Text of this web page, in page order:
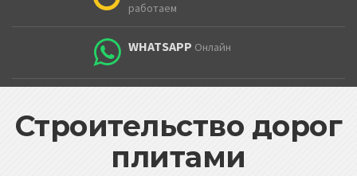
работаем
WHATSAPP Онлайн
Строительство дорог
плитами